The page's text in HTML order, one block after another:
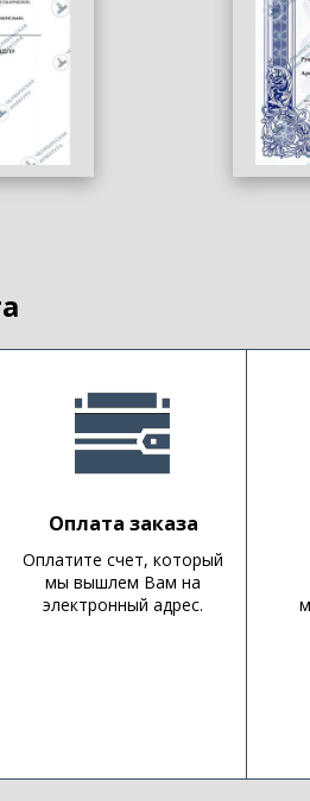
Оплата заказа
Оплатите счет, который
мы вышлем Вам на
электронный адрес.